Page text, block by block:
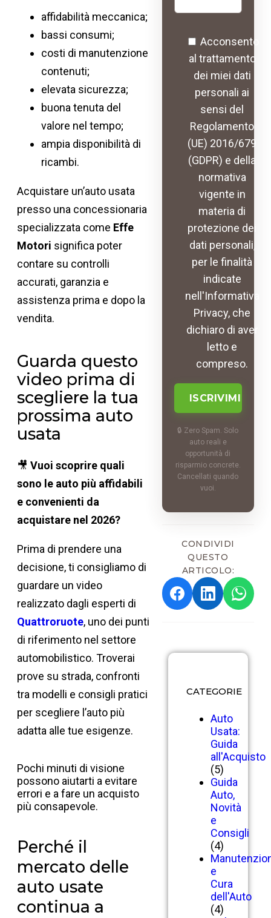
affidabilità meccanica;
bassi consumi;
costi di manutenzione
contenuti;
elevata sicurezza;
buona tenuta del
valore nel tempo;
ampia disponibilità di
ricambi.
Acquistare un’auto usata
presso una concessionaria
specializzata come Effe
Motori significa poter
contare su controlli
accurati, garanzia e
assistenza prima e dopo la
vendita.
Guarda questo
video prima di
scegliere la tua
prossima auto
usata
🎥 Vuoi scoprire quali
sono le auto più affidabili
e convenienti da
acquistare nel 2026?
Prima di prendere una
decisione, ti consigliamo di
guardare un video
realizzato dagli esperti di
Quattroruote, uno dei punti
di riferimento nel settore
automobilistico. Troverai
prove su strada, confronti
tra modelli e consigli pratici
per scegliere l’auto più
adatta alle tue esigenze.
Pochi minuti di visione
possono aiutarti a evitare
errori e a fare un acquisto
più consapevole.
Perché il
mercato delle
auto usate
continua a
Acconsento
al trattamento
dei miei dati
personali ai
sensi del
Regolamento
(UE) 2016/679
(GDPR) e della
normativa
vigente in
materia di
protezione dei
dati personali,
per le finalità
indicate
nell'Informativa
Privacy, che
dichiaro di aver
letto e
compreso.
🔒 Zero Spam. Solo
auto reali e
opportunità di
risparmio concrete.
Cancellati quando
vuoi.
CONDIVIDI
QUESTO
ARTICOLO:
CATEGORIE
Auto
Usata:
Guida
all'Acquisto
(5)
Guida
Auto,
Novità
e
Consigli
(4)
e
Cura
dell'Auto
(4)